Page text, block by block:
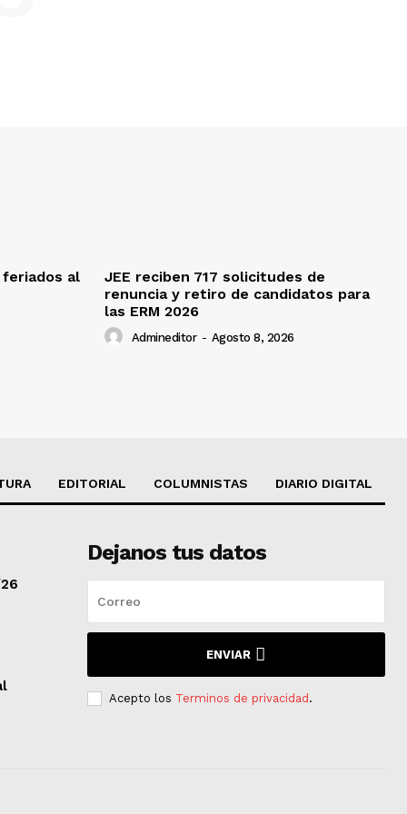
al
JEE reciben 717 solicitudes de
renuncia y retiro de candidatos para
las ERM 2026
Admineditor - Agosto 8, 2026
EDITORIAL COLUMNISTAS DIARIO DIGITAL
Dejanos tus datos
ENVIAR
Acepto los Terminos de privacidad .